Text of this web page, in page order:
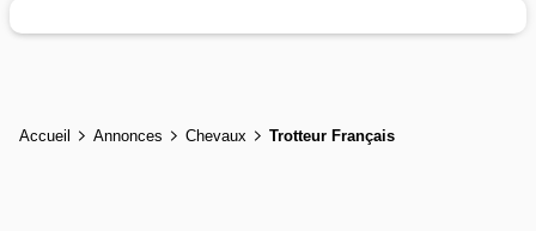
Accueil Annonces Chevaux Trotteur Français